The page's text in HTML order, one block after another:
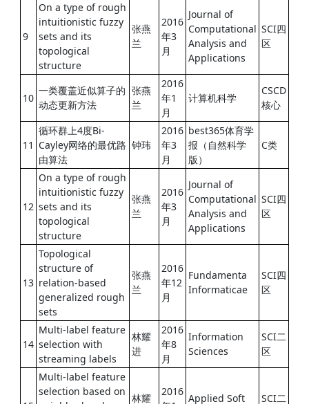
9
On a type of rough
intuitionistic fuzzy
sets and its
topological
structure
张燕
兰
2016
年3
月
Journal of
Computational
Analysis and
Applications
SCI四
区
10
一类覆盖近似算子的
动态更新方法
张燕
兰
2016
年1
月
计算机科学
CSCD
核心
11
循环群上4度Bi-
Cayley网络的最优路
由算法
钟玮
2016
年3
月
best365体育学
报（自然科学
版）
C类
12
On a type of rough
intuitionistic fuzzy
sets and its
topological
structure
张燕
兰
2016
年3
月
Journal of
Computational
Analysis and
Applications
SCI四
区
13
Topological
structure of
relation-based
generalized rough
sets
张燕
兰
2016
年12
月
Fundamenta
Informaticae
SCI四
区
14
Multi-label feature
selection with
streaming labels
林耀
进
2016
年8
月
Information
Sciences
SCI二
区
Multi-label feature
selection based on
林耀
2016
Applied Soft SCI二